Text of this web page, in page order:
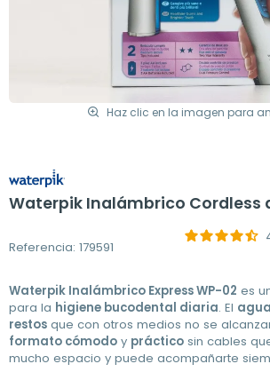
Haz clic en la imagen para
Waterpik Inalámbrico Cordless
Referencia: 179591
Waterpik Inalámbrico Express WP-02 es
para la higiene bucodental diaria. El agua
restos que con otros medios no se
formato cómodo y práctico sin cables
mucho espacio y puede acompañarte